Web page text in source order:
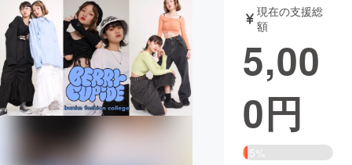
テクノロジー・ガジェット
映像・映画 書籍・雑誌
ビジネス・起業 チャレンジ
まちづくり・地域活性化
現在の支援総
額
5,00
0円
5%